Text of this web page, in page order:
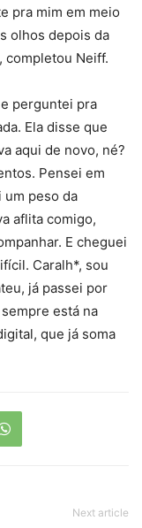
pra mim em meio
olhos depois da
completou Neiff.
perguntei pra
Ela disse que
aqui de novo, né?
Pensei em
um peso da
aflita comigo,
E cheguei
Caralh*, sou
já passei por
está na
que já soma
Next article